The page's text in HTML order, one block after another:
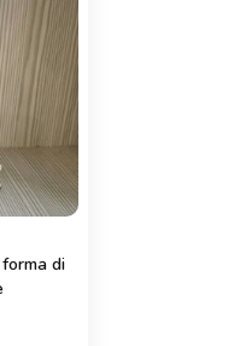
di